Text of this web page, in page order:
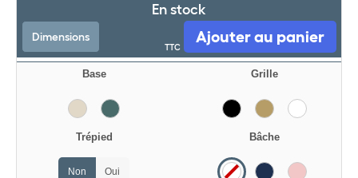
En stock
Dimensions
TTC
Ajouter au panier
Base Grille
Trépied
Non Oui
Bâche